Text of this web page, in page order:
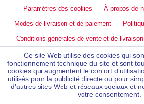
Paramètres des cookies À propos de
Modes de livraison et de paiement
Conditions générales de vente et de livraison
Ce site Web utilise des cookies qui
fonctionnement technique du site et sont
cookies qui augmentent le confort
utilisés pour la publicité directe ou pour
d'autres sites Web et réseaux sociaux et
votre consentement.